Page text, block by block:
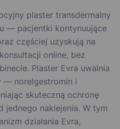
plaster transdermalny
— pacjentki kontynuujące
częściej uzyskują na
online, bez
Plaster Evra uwalnia
— norelgestromin i
skuteczną ochronę
jednego naklejenia. W tym
działania Evra,